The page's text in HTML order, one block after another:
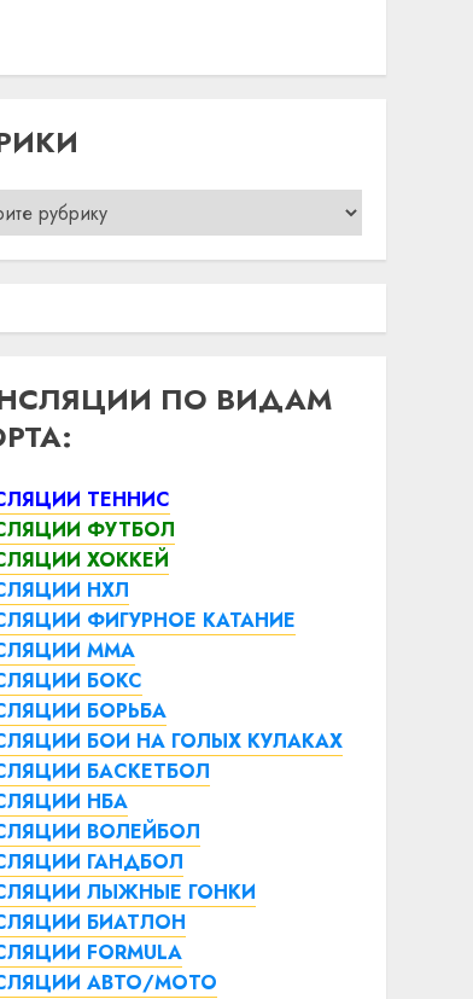
ПО ВИДАМ
ТЕННИС
ФУТБОЛ
ХОККЕЙ
НХЛ
ФИГУРНОЕ КАТАНИЕ
ММА
БОКС
БОРЬБА
БОИ НА ГОЛЫХ КУЛАКАХ
БАСКЕТБОЛ
НБА
ВОЛЕЙБОЛ
ГАНДБОЛ
ЛЫЖНЫЕ ГОНКИ
БИАТЛОН
FORMULA
АВТО/МОТО